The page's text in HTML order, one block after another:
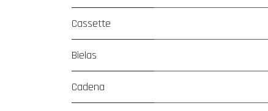
Cassette
Bielas
Cadena